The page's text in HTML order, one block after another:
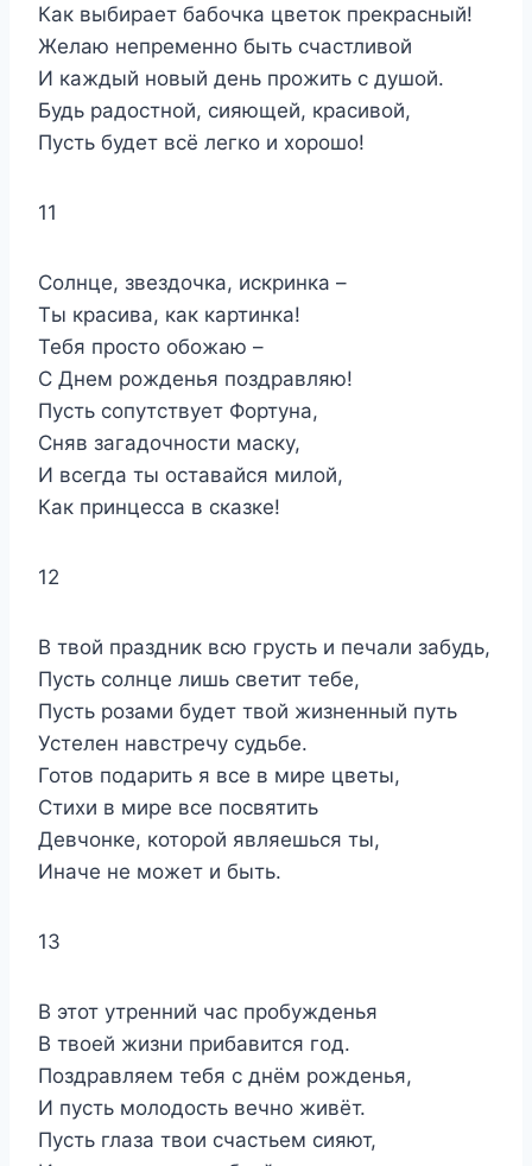
Как выбирает бабочка цветок прекрасный!
Желаю непременно быть счастливой
И каждый новый день прожить с душой.
Будь радостной, сияющей, красивой,
Пусть будет всё легко и хорошо!
11
Солнце, звездочка, искринка –
Ты красива, как картинка!
Тебя просто обожаю –
С Днем рожденья поздравляю!
Пусть сопутствует Фортуна,
Сняв загадочности маску,
И всегда ты оставайся милой,
Как принцесса в сказке!
12
В твой праздник всю грусть и печали забудь,
Пусть солнце лишь светит тебе,
Пусть розами будет твой жизненный путь
Устелен навстречу судьбе.
Готов подарить я все в мире цветы,
Стихи в мире все посвятить
Девчонке, которой являешься ты,
Иначе не может и быть.
13
В этот утренний час пробужденья
В твоей жизни прибавится год.
Поздравляем тебя с днём рожденья,
И пусть молодость вечно живёт.
Пусть глаза твои счастьем сияют,